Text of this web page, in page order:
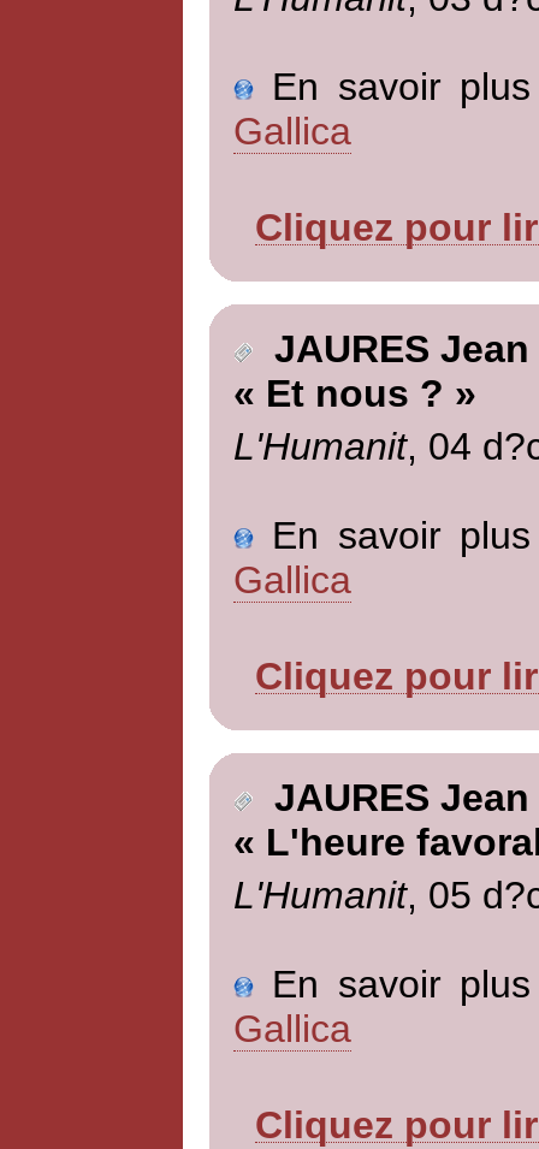
En savoir
Gallica
Cliquez pour
JAURES Jean
« Et nous ? »
L'Humanit, 04
En savoir
Gallica
Cliquez pour
JAURES Jean
« L'heure
L'Humanit, 05
En savoir
Gallica
Cliquez pour